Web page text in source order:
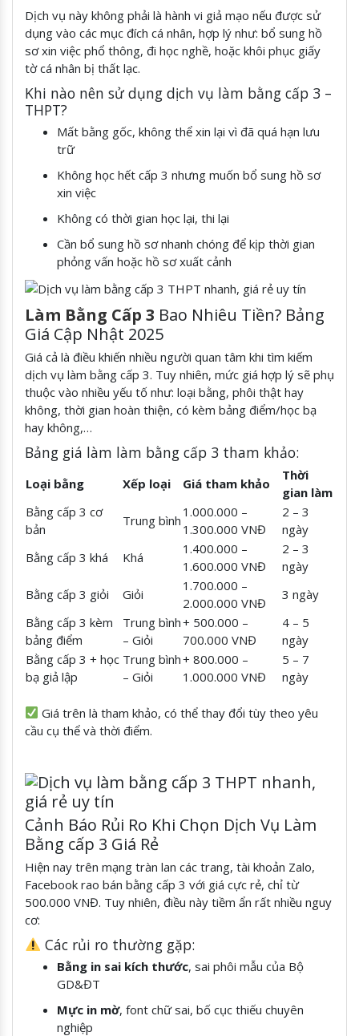
Dịch vụ này không phải là hành vi giả mạo nếu được sử
dụng vào các mục đích cá nhân, hợp lý như: bổ sung hồ
sơ xin việc phổ thông, đi học nghề, hoặc khôi phục giấy
tờ cá nhân bị thất lạc.
Khi nào nên sử dụng dịch vụ làm bằng cấp 3 –
THPT?
Mất bằng gốc, không thể xin lại vì đã quá hạn lưu
trữ
Không học hết cấp 3 nhưng muốn bổ sung hồ sơ
xin việc
Không có thời gian học lại, thi lại
Cần bổ sung hồ sơ nhanh chóng để kịp thời gian
phỏng vấn hoặc hồ sơ xuất cảnh
Làm Bằng Cấp 3 Bao Nhiêu Tiền? Bảng
Giá Cập Nhật 2025
Giá cả là điều khiến nhiều người quan tâm khi tìm kiếm
dịch vụ làm bằng cấp 3. Tuy nhiên, mức giá hợp lý sẽ phụ
thuộc vào nhiều yếu tố như: loại bằng, phôi thật hay
không, thời gian hoàn thiện, có kèm bảng điểm/học bạ
hay không,…
Bảng giá làm làm bằng cấp 3 tham khảo:
Loại bằng Xếp loại Giá tham khảo
Thời
gian làm
Bằng cấp 3 cơ
bản
Trung bình
1.000.000 –
1.300.000 VNĐ
2 – 3
ngày
Bằng cấp 3 khá
Khá
1.400.000 –
1.600.000 VNĐ
2 – 3
ngày
Bằng cấp 3 giỏi
Giỏi
1.700.000 –
2.000.000 VNĐ
3 ngày
Bằng cấp 3 kèm
bảng điểm
Trung bình
– Giỏi
+ 500.000 –
700.000 VNĐ
4 – 5
ngày
Bằng cấp 3 + học
bạ giả lập
Trung bình
– Giỏi
+ 800.000 –
1.000.000 VNĐ
5 – 7
ngày
Giá trên là tham khảo, có thể thay đổi tùy theo yêu
cầu cụ thể và thời điểm.
Cảnh Báo Rủi Ro Khi Chọn Dịch Vụ Làm
Bằng cấp 3 Giá Rẻ
Hiện nay trên mạng tràn lan các trang, tài khoản Zalo,
Facebook rao bán bằng cấp 3 với giá cực rẻ, chỉ từ
500.000 VNĐ. Tuy nhiên, điều này tiềm ẩn rất nhiều nguy
cơ:
Các rủi ro thường gặp:
Bằng in sai kích thước, sai phôi mẫu của Bộ
GD&ĐT
Mực in mờ, font chữ sai, bố cục thiếu chuyên
nghiệp